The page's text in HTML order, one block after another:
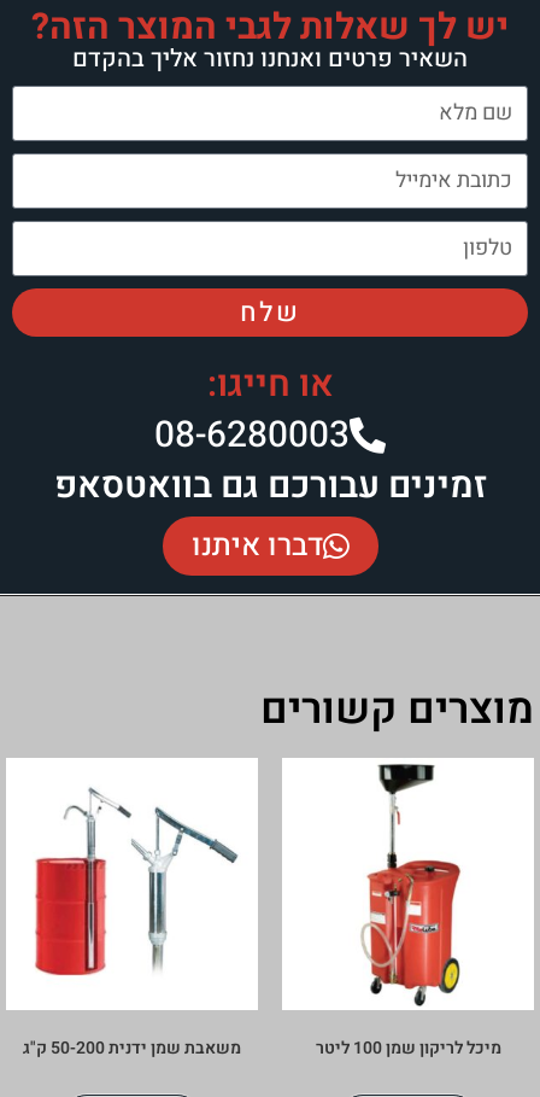
יש לך שאלות לגבי המוצר הזה?
השאיר פרטים ואנחנו נחזור אליך בהקדם
שלח
או חייגו:
08-6280003​
זמינים עבורכם גם בוואטסאפ
דברו איתנו
מוצרים קשורים
מיכל לריקון שמן 100 ליטר משאבת שמן ידנית 50-200 ק"ג